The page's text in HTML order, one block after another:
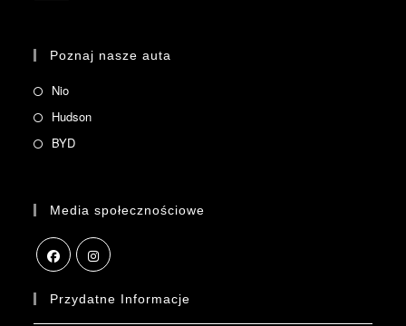
Poznaj nasze auta
Nio
Hudson
BYD
Media społecznościowe
Przydatne Informacje